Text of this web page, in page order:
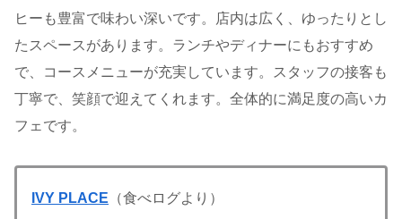
ヒーも豊富で味わい深いです。店内は広く、ゆったりとし
たスペースがあります。ランチやディナーにもおすすめ
で、コースメニューが充実しています。スタッフの接客も
丁寧で、笑顔で迎えてくれます。全体的に満足度の高いカ
フェです。
IVY PLACE （食べログより）